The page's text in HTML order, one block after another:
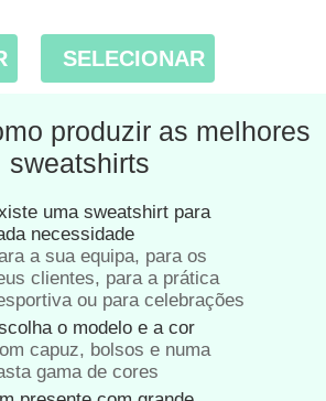
SELECIONAR
produzir as melhores
sweatshirts
uma sweatshirt para
necessidade
a sua equipa, para os
clientes, para a prática
ou para celebrações
o modelo e a cor
capuz, bolsos e numa
gama de cores